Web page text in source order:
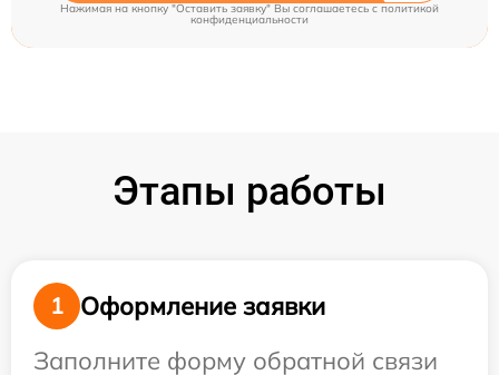
Нажимая на кнопку "Оставить заявку" Вы соглашаетесь cполитикой
конфиденциальности
Этапы работы
1
Оформление заявки
Заполните форму обратной связи